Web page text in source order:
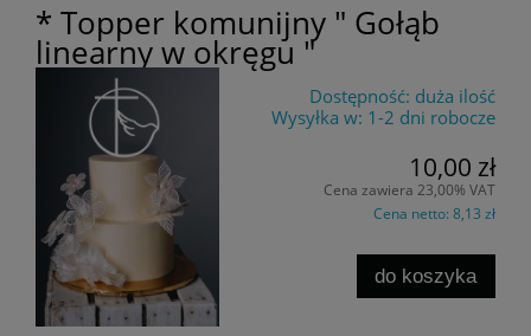
* Topper komunijny " Gołąb
linearny w okręgu "
Dostępność: duża ilość
Wysyłka w: 1-2 dni robocze
10,00 zł
Cena zawiera 23,00% VAT
Cena netto: 8,13 zł
do koszyka